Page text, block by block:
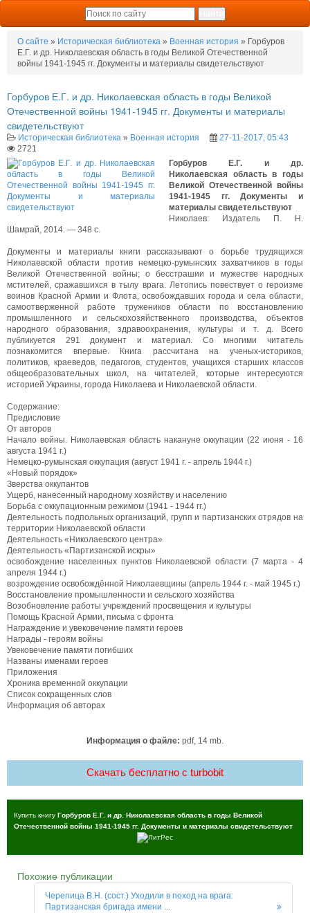
О сайте » Историческая библиотека » Военная история » Горбуров
Е.Г. и др. Николаевская область в годы Великой Отечественной
войны 1941-1945 гг. Документы и материалы свидетельствуют
Горбуров Е.Г. и др. Николаевская область в годы Великой
Отечественной войны 1941-1945 гг. Документы и материалы
свидетельствуют
Историческая библиотека » Военная история
27-11-2017, 05:43
2721
Горбуров Е.Г. и др.
Николаевская область в годы
Великой Отечественной войны
1941-1945 гг. Документы и
материалы свидетельствуют
Николаев: Издатель П. Н.
Шамрай, 2014. — 348 с.
Документы и материалы книги рассказывают о борьбе трудящихся
Николаевской области против немецко-румынских захватчиков в годы
Великой Отечественной войны; о бесстрашии и мужестве народных
мстителей, сражавшихся в тылу врага. Летопись повествует о героизме
воинов Красной Армии и Флота, освобождавших города и села области,
самоотверженной работе тружеников области по восстановлению
промышленного и сельскохозяйственного производства, объектов
народного образования, здравоохранения, культуры и т. д. Всего
публикуется 291 документ и материал. Со многими читатель
познакомится впервые. Книга рассчитана на ученых-историков,
политиков, краеведов, педагогов, студентов, учащихся старших классов
общеобразовательных школ, на читателей, которые интересуются
историей Украины, города Николаева и Николаевской области.
Содержание:
Предисловие
От авторов
Начало войны. Николаевская область накануне оккупации (22 июня - 16
августа 1941 г.)
Немецко-румынская оккупация (август 1941 г. - апрель 1944 г.)
«Новый порядок»
Зверства оккупантов
Ущерб, нанесенный народному хозяйству и населению
Борьба с оккупационным режимом (1941 - 1944 гг.)
Деятельность подпольных организаций, групп и партизанских отрядов на
территории Николаевской области
Деятельность «Николаевского центра»
Деятельность «Партизанской искры»
освобождение населенных пунктов Николаевской области (7 марта - 4
апреля 1944 г.)
возрождение освобождённой Николаевщины (апрель 1944 г. - май 1945 г.)
Восстановление промышленности и сельского хозяйства
Возобновление работы учреждений просвещения и культуры
Помощь Красной Армии, письма с фронта
Награждение и увековечение памяти героев
Награды - героям войны
Увековечение памяти погибших
Названы именами героев
Приложения
Хроника временной оккупации
Список сокращенных слов
Информация об авторах
Информация о файле: pdf, 14 mb.
Скачать бесплатно c turbobit
Купить книгу Горбуров Е.Г. и др. Николаевская область в годы Великой
Отечественной войны 1941-1945 гг. Документы и материалы свидетельствуют
Похожие публикации
Черепица В.Н. (сост.) Уходили в поход на врага:
Партизанская бригада имени ...